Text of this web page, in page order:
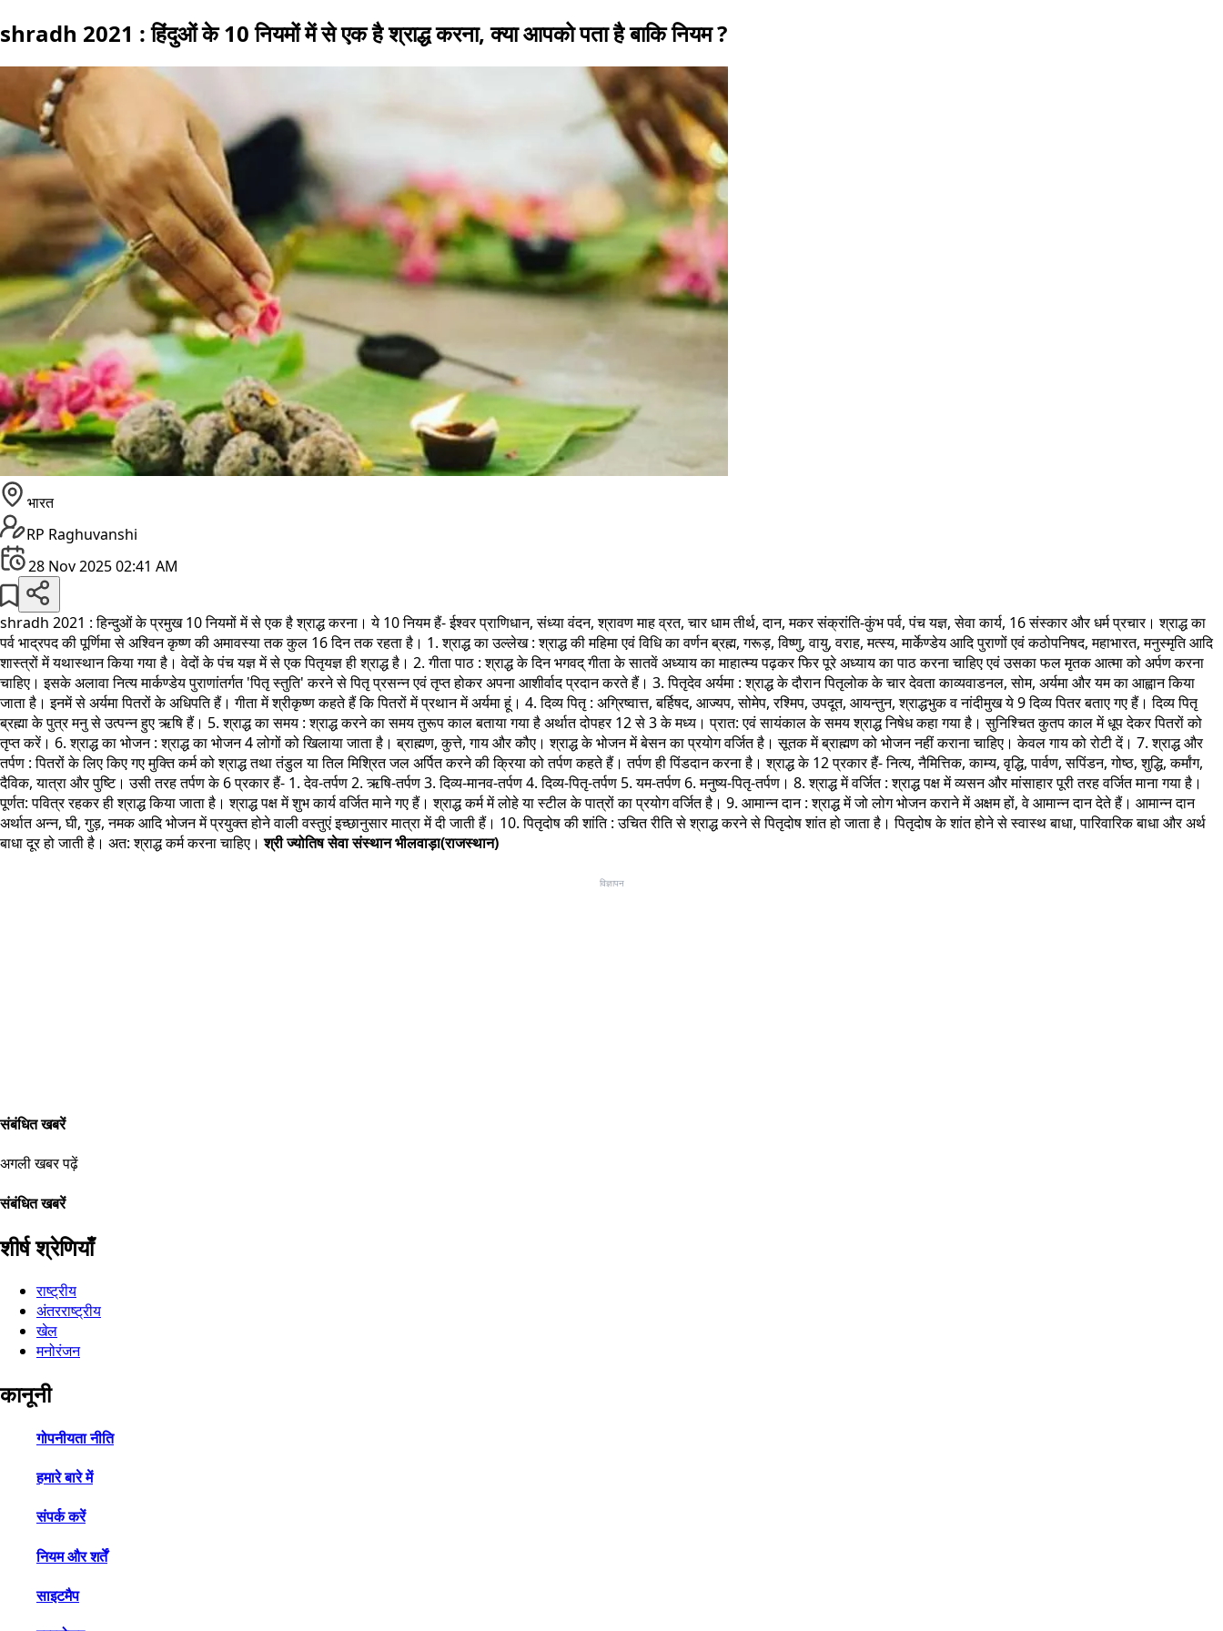
shradh 2021 : हिंदुओं के 10 नियमों में से एक है श्राद्ध करना, क्या आपको पता है बाकि नियम ?
भारत
RP Raghuvanshi
28 Nov 2025 02:41 AM
shradh 2021 : हिन्दुओं के प्रमुख 10 नियमों में से एक है श्राद्ध करना। ये 10 नियम हैं- ईश्वर प्राणिधान, संध्या वंदन, श्रावण माह व्रत, चार धाम तीर्थ, दान, मकर संक्रांति-कुंभ पर्व, पंच यज्ञ, सेवा कार्य, 16 संस्कार और धर्म प्रचार। श्राद्ध का
पर्व भाद्रपद की पूर्णिमा से अश्विन कृष्ण की अमावस्या तक कुल 16 दिन तक रहता है। 1. श्राद्ध का उल्लेख : श्राद्ध की महिमा एवं विधि का वर्णन ब्रह्म, गरूड़, विष्णु, वायु, वराह, मत्स्य, मार्केण्डेय आदि पुराणों एवं कठोपनिषद, महाभारत, मनुस्मृति आदि
शास्त्रों में यथास्थान किया गया है। वेदों के पंच यज्ञ में से एक पितृयज्ञ ही श्राद्ध है। 2. गीता पाठ : श्राद्ध के दिन भगवद् गीता के सातवें अध्याय का माहात्म्य पढ़कर फिर पूरे अध्याय का पाठ करना चाहिए एवं उसका फल मृतक आत्मा को अर्पण करना
चाहिए। इसके अलावा नित्य मार्कण्डेय पुराणांतर्गत 'पितृ स्तुति' करने से पितृ प्रसन्न एवं तृप्त होकर अपना आशीर्वाद प्रदान करते हैं। 3. पितृदेव अर्यमा : श्राद्ध के दौरान पितृलोक के चार देवता काव्यवाडनल, सोम, अर्यमा और यम का आह्वान किया
जाता है। इनमें से अर्यमा पितरों के अधिपति हैं। गीता में श्रीकृष्ण कहते हैं कि पितरों में प्रथान में अर्यमा हूं। 4. दिव्य पितृ : अग्रिष्वात्त, बर्हिषद, आज्यप, सोमेप, रश्मिप, उपदूत, आयन्तुन, श्राद्धभुक व नांदीमुख ये 9 दिव्य पितर बताए गए हैं। दिव्य पितृ
ब्रह्मा के पुत्र मनु से उत्पन्न हुए ऋषि हैं। 5. श्राद्ध का समय : श्राद्ध करने का समय तुरूप काल बताया गया है अर्थात दोपहर 12 से 3 के मध्य। प्रात: एवं सायंकाल के समय श्राद्ध निषेध कहा गया है। सुनिश्चित कुतप काल में धूप देकर पितरों को
तृप्त करें। 6. श्राद्ध का भोजन : श्राद्ध का भोजन 4 लोगों को खिलाया जाता है। ब्राह्मण, कुत्ते, गाय और कौए। श्राद्ध के भोजन में बेसन का प्रयोग वर्जित है। सूतक में ब्राह्मण को भोजन नहीं कराना चाहिए। केवल गाय को रोटी दें। 7. श्राद्ध और
तर्पण : पितरों के लिए किए गए मुक्ति कर्म को श्राद्ध तथा तंडुल या तिल मिश्रित जल अर्पित करने की क्रिया को तर्पण कहते हैं। तर्पण ही पिंडदान करना है। श्राद्ध के 12 प्रकार हैं- नित्य, नैमित्तिक, काम्य, वृद्धि, पार्वण, सपिंडन, गोष्ठ, शुद्धि, कर्मांग,
दैविक, यात्रा और पुष्टि। उसी तरह तर्पण के 6 प्रकार हैं- 1. देव-तर्पण 2. ऋषि-तर्पण 3. दिव्य-मानव-तर्पण 4. दिव्य-पितृ-तर्पण 5. यम-तर्पण 6. मनुष्य-पितृ-तर्पण। 8. श्राद्ध में वर्जित : श्राद्ध पक्ष में व्यसन और मांसाहार पूरी तरह वर्जित माना गया है।
पूर्णत: पवित्र रहकर ही श्राद्ध किया जाता है। श्राद्ध पक्ष में शुभ कार्य वर्जित माने गए हैं। श्राद्ध कर्म में लोहे या स्टील के पात्रों का प्रयोग वर्जित है। 9. आमान्न दान : श्राद्ध में जो लोग भोजन कराने में अक्षम हों, वे आमान्न दान देते हैं। आमान्न दान
अर्थात अन्न, घी, गुड़, नमक आदि भोजन में प्रयुक्त होने वाली वस्तुएं इच्छा‍नुसार मात्रा में दी जाती हैं। 10. पितृदोष की शांति : उचित रीति से श्राद्ध करने से पितृदोष शांत हो जाता है। पितृदोष के शांत होने से स्वास्थ बाधा, पारिवारिक बाधा और अर्थ
बाधा दूर हो जाती है। अत: श्राद्ध कर्म करना चाहिए।श्री ज्योतिष सेवा संस्थान भीलवाड़ा(राजस्थान)
विज्ञापन
संबंधित खबरें
अगली खबर पढ़ें
संबंधित खबरें
शीर्ष श्रेणियाँ
राष्ट्रीय
अंतरराष्ट्रीय
खेल
मनोरंजन
कानूनी
गोपनीयता नीति
हमारे बारे में
संपर्क करें
नियम और शर्तें
साइटमैप